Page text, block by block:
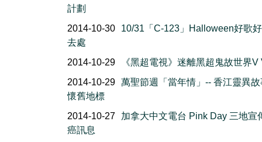
計劃
2014-10-30
10/31「C-123」Halloween好歌
去處
2014-10-29
《黑超電視》迷離黑超鬼故世界V
2014-10-29 萬聖節週「當年情」-- 香江靈異
懷舊地標
2014-10-27
加拿大中文電台 Pink Day 三地宣
癌訊息